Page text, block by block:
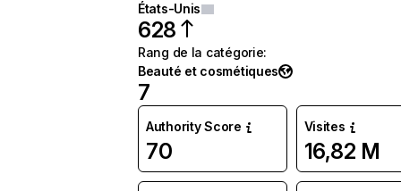
États-Unis
628
Rang de la catégorie:
Beauté et cosmétiques
7
Authority Score
70
Visites
16,82 M